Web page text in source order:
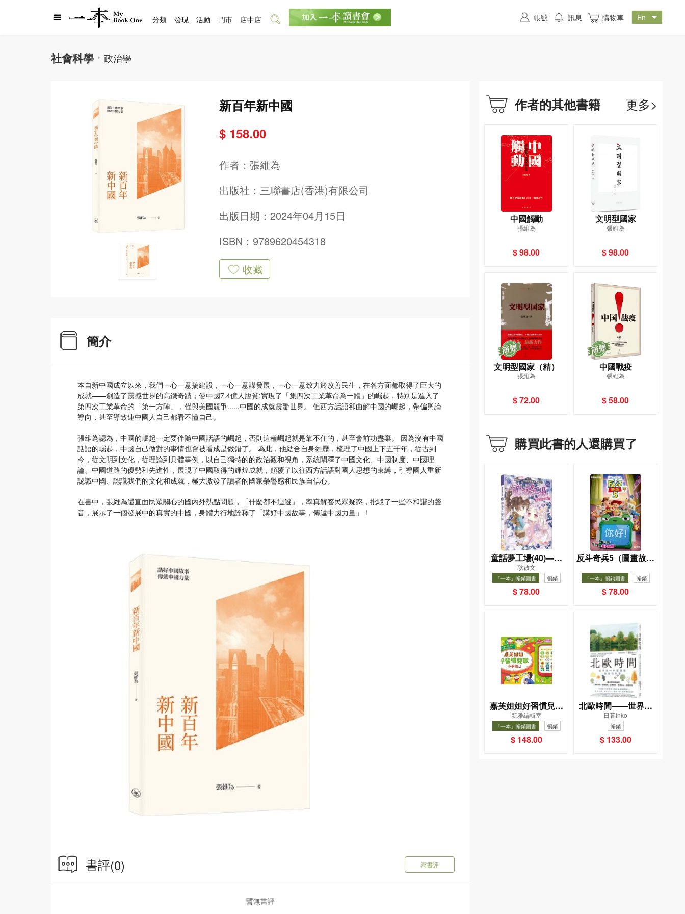
社會科學 政治學
新百年新中國
$ 158.00
作者： 張維為
出版社： 三聯書店(香港)有限公司
出版日期：2024年04月15日
ISBN：9789620454318
收藏
簡介
本自新中國成立以來，我們一心一意搞建設，一心一意謀發展，一心一意致力於改善民生，在各方面都取得了巨大的
成就——創造了震撼世界的高鐵奇蹟；使中國7.4億人脫貧;實現了「集四次工業革命為一體」的崛起，特別是進入了
第四次工業革命的「第一方陣」，僅與美國競爭......中國的成就震驚世界。 但西方話語卻曲解中國的崛起，帶偏輿論
導向，甚至導致連中國人自己都看不懂自己。
張維為認為，中國的崛起一定要伴隨中國話語的崛起，否則這種崛起就是靠不住的，甚至會前功盡棄。 因為沒有中國
話語的崛起，中國自己做對的事情也會被看成是做錯了。 為此，他結合自身經歷，梳理了中國上下五千年，從古到
今，從文明到文化，從理論到具體事例，以自己獨特的的政治觀和視角，系統闡釋了中國文化、中國制度、中國理
論、中國道路的優勢和先進性，展現了中國取得的輝煌成就，顛覆了以往西方話語對國人思想的束縛，引導國人重新
認識中國、認識我們的文化和成就，極大激發了讀者的國家榮譽感和民族自信心。
在書中，張維為還直面民眾關心的國內外熱點問題，「什麼都不迴避」，率真解答民眾疑惑，批駁了一些不和諧的聲
音，展示了一個發展中的真實的中國，身體力行地詮釋了「講好中國故事，傳遞中國力量」！
書評(0) 寫書評
暫無書評
作者的其他書籍 更多>
中國觸動
張維為
$ 98.00
文明型國家
張維為
$ 98.00
文明型國家（精）
張維為
$ 72.00
中國戰疫
張維為
$ 58.00
購買此書的人還購買了
童話夢工場(40)——
織女下凡結奇緣
耿啟文
「一本」暢銷圖書 暢銷
$ 78.00
反斗奇兵5（圖畫故事
版）
「一本」暢銷圖書 暢銷
$ 78.00
嘉芙姐姐好習慣兒歌
小手機
新雅編輯室
「一本」暢銷圖書 暢銷
$ 148.00
北歐時間——世界第
一幸福國度教會我的
事
日暮Inko
暢銷
$ 133.00
分類 發現 活動 門市 店中店 帳號 訊息 購物車